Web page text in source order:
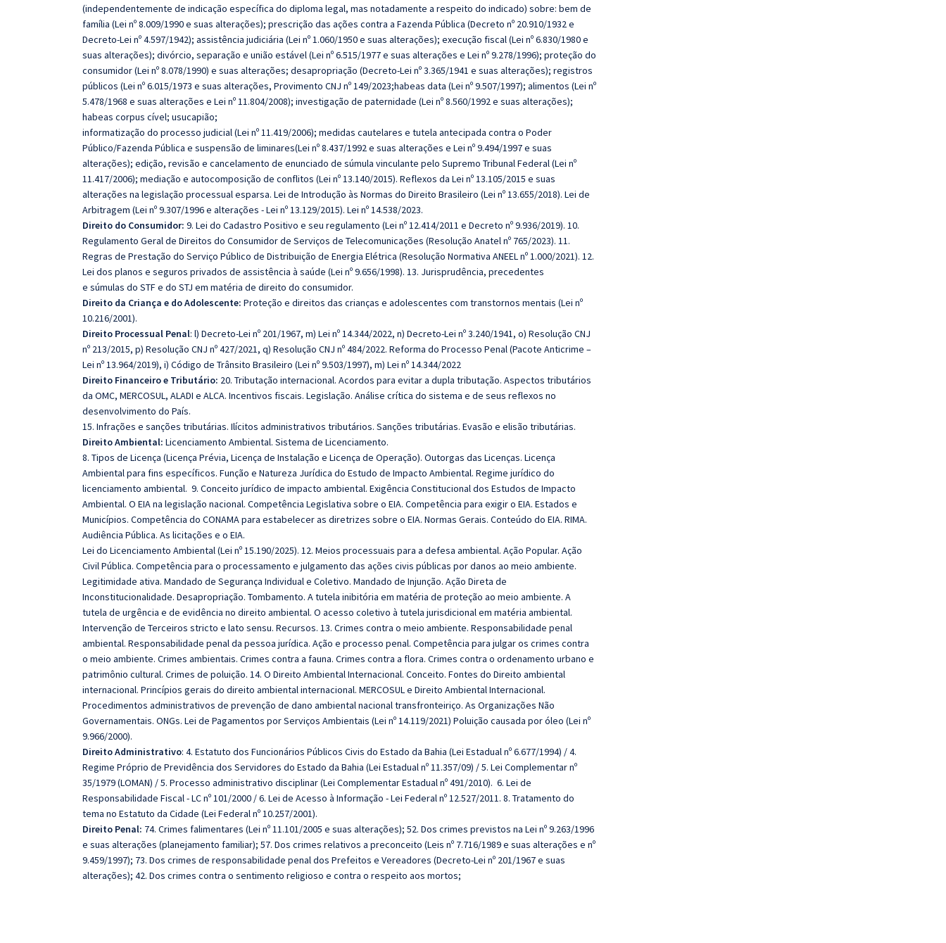
(independentemente de indicação específica do diploma legal, mas notadamente a respeito do indicado) sobre: bem de
família (Lei nº 8.009/1990 e suas alterações); prescrição das ações contra a Fazenda Pública (Decreto nº 20.910/1932 e
Decreto-Lei nº 4.597/1942); assistência judiciária (Lei nº 1.060/1950 e suas alterações); execução fiscal (Lei nº 6.830/1980 e
suas alterações); divórcio, separação e união estável (Lei nº 6.515/1977 e suas alterações e Lei nº 9.278/1996); proteção do
consumidor (Lei nº 8.078/1990) e suas alterações; desapropriação (Decreto-Lei nº 3.365/1941 e suas alterações); registros
públicos (Lei nº 6.015/1973 e suas alterações, Provimento CNJ nº 149/2023;habeas data (Lei nº 9.507/1997); alimentos (Lei nº
5.478/1968 e suas alterações e Lei nº 11.804/2008); investigação de paternidade (Lei nº 8.560/1992 e suas alterações);
habeas corpus cível; usucapião;
informatização do processo judicial (Lei nº 11.419/2006); medidas cautelares e tutela antecipada contra o Poder
Público/Fazenda Pública e suspensão de liminares(Lei nº 8.437/1992 e suas alterações e Lei nº 9.494/1997 e suas
alterações); edição, revisão e cancelamento de enunciado de súmula vinculante pelo Supremo Tribunal Federal (Lei nº
11.417/2006); mediação e autocomposição de conflitos (Lei nº 13.140/2015). Reflexos da Lei nº 13.105/2015 e suas
alterações na legislação processual esparsa. Lei de Introdução às Normas do Direito Brasileiro (Lei nº 13.655/2018). Lei de
Arbitragem (Lei nº 9.307/1996 e alterações - Lei nº 13.129/2015). Lei nº 14.538/2023.
Direito do Consumidor: 9. Lei do Cadastro Positivo e seu regulamento (Lei nº 12.414/2011 e Decreto nº 9.936/2019). 10.
Regulamento Geral de Direitos do Consumidor de Serviços de Telecomunicações (Resolução Anatel nº 765/2023). 11.
Regras de Prestação do Serviço Público de Distribuição de Energia Elétrica (Resolução Normativa ANEEL nº 1.000/2021). 12.
Lei dos planos e seguros privados de assistência à saúde (Lei nº 9.656/1998). 13. Jurisprudência, precedentes
e súmulas do STF e do STJ em matéria de direito do consumidor.
Direito da Criança e do Adolescente: Proteção e direitos das crianças e adolescentes com transtornos mentais (Lei nº
10.216/2001).
Direito Processual Penal: l) Decreto‑Lei nº 201/1967, m) Lei nº 14.344/2022, n) Decreto‑Lei nº 3.240/1941, o) Resolução CNJ
nº 213/2015, p) Resolução CNJ nº 427/2021, q) Resolução CNJ nº 484/2022. Reforma do Processo Penal (Pacote Anticrime –
Lei nº 13.964/2019), i) Código de Trânsito Brasileiro (Lei nº 9.503/1997), m) Lei nº 14.344/2022
Direito Financeiro e Tributário: 20. Tributação internacional. Acordos para evitar a dupla tributação. Aspectos tributários
da OMC, MERCOSUL, ALADI e ALCA. Incentivos fiscais. Legislação. Análise crítica do sistema e de seus reflexos no
desenvolvimento do País.
15. Infrações e sanções tributárias. Ilícitos administrativos tributários. Sanções tributárias. Evasão e elisão tributárias.
Direito Ambiental: Licenciamento Ambiental. Sistema de Licenciamento.
8. Tipos de Licença (Licença Prévia, Licença de Instalação e Licença de Operação). Outorgas das Licenças. Licença
Ambiental para fins específicos. Função e Natureza Jurídica do Estudo de Impacto Ambiental. Regime jurídico do
licenciamento ambiental. 9. Conceito jurídico de impacto ambiental. Exigência Constitucional dos Estudos de Impacto
Ambiental. O EIA na legislação nacional. Competência Legislativa sobre o EIA. Competência para exigir o EIA. Estados e
Municípios. Competência do CONAMA para estabelecer as diretrizes sobre o EIA. Normas Gerais. Conteúdo do EIA. RIMA.
Audiência Pública. As licitações e o EIA.
Lei do Licenciamento Ambiental (Lei nº 15.190/2025). 12. Meios processuais para a defesa ambiental. Ação Popular. Ação
Civil Pública. Competência para o processamento e julgamento das ações civis públicas por danos ao meio ambiente.
Legitimidade ativa. Mandado de Segurança Individual e Coletivo. Mandado de Injunção. Ação Direta de
Inconstitucionalidade. Desapropriação. Tombamento. A tutela inibitória em matéria de proteção ao meio ambiente. A
tutela de urgência e de evidência no direito ambiental. O acesso coletivo à tutela jurisdicional em matéria ambiental.
Intervenção de Terceiros stricto e lato sensu. Recursos. 13. Crimes contra o meio ambiente. Responsabilidade penal
ambiental. Responsabilidade penal da pessoa jurídica. Ação e processo penal. Competência para julgar os crimes contra
o meio ambiente. Crimes ambientais. Crimes contra a fauna. Crimes contra a flora. Crimes contra o ordenamento urbano e
patrimônio cultural. Crimes de poluição. 14. O Direito Ambiental Internacional. Conceito. Fontes do Direito ambiental
internacional. Princípios gerais do direito ambiental internacional. MERCOSUL e Direito Ambiental Internacional.
Procedimentos administrativos de prevenção de dano ambiental nacional transfronteiriço. As Organizações Não
Governamentais. ONGs. Lei de Pagamentos por Serviços Ambientais (Lei nº 14.119/2021) Poluição causada por óleo (Lei nº
9.966/2000).
Direito Administrativo: 4. Estatuto dos Funcionários Públicos Civis do Estado da Bahia (Lei Estadual nº 6.677/1994) / 4.
Regime Próprio de Previdência dos Servidores do Estado da Bahia (Lei Estadual nº 11.357/09) / 5. Lei Complementar nº
35/1979 (LOMAN) / 5. Processo administrativo disciplinar (Lei Complementar Estadual nº 491/2010). 6. Lei de
Responsabilidade Fiscal - LC nº 101/2000 / 6. Lei de Acesso à Informação - Lei Federal nº 12.527/2011. 8. Tratamento do
tema no Estatuto da Cidade (Lei Federal nº 10.257/2001).
Direito Penal: 74. Crimes falimentares (Lei nº 11.101/2005 e suas alterações); 52. Dos crimes previstos na Lei nº 9.263/1996
e suas alterações (planejamento familiar); 57. Dos crimes relativos a preconceito (Leis nº 7.716/1989 e suas alterações e nº
9.459/1997); 73. Dos crimes de responsabilidade penal dos Prefeitos e Vereadores (Decreto-Lei nº 201/1967 e suas
alterações); 42. Dos crimes contra o sentimento religioso e contra o respeito aos mortos;